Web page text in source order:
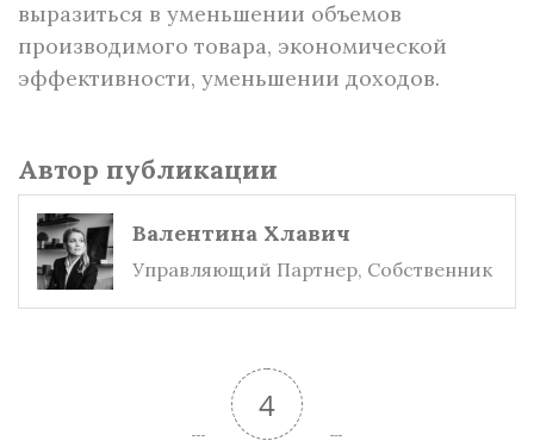
выразиться в уменьшении объемов
производимого товара, экономической
эффективности, уменьшении доходов.
Автор публикации
Валентина Хлавич
Управляющий Партнер, Собственник
4